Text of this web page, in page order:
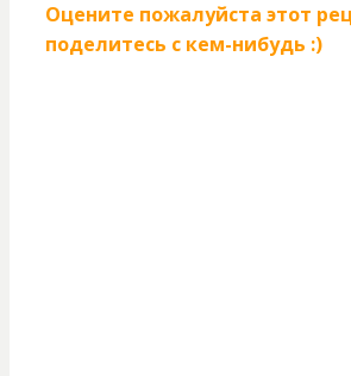
Оцените пожалуйста этот
поделитесь с кем-нибудь :)